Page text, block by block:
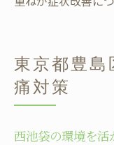
東京都豊島
痛対策
西池袋の環境を